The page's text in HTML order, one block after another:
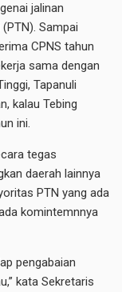
jalinan
Sampai
CPNS tahun
sama dengan
Tapanuli
kalau Tebing
ini.
tegas
daerah lainnya
PTN yang ada
komintemnnya
pengabaian
kata Sekretaris